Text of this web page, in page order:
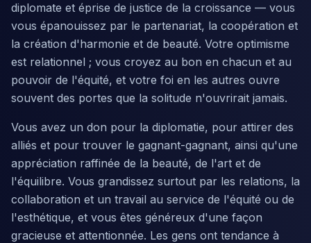
diplomate et éprise de justice de la croissance — vous
vous épanouissez par le partenariat, la coopération et
la création d'harmonie et de beauté. Votre optimisme
est relationnel ; vous croyez au bon en chacun et au
pouvoir de l'équité, et votre foi en les autres ouvre
souvent des portes que la solitude n'ouvrirait jamais.
Vous avez un don pour la diplomatie, pour attirer des
alliés et pour trouver le gagnant-gagnant, ainsi qu'une
appréciation raffinée de la beauté, de l'art et de
l'équilibre. Vous grandissez surtout par les relations, la
collaboration et un travail au service de l'équité ou de
l'esthétique, et vous êtes généreux d'une façon
gracieuse et attentionnée. Les gens ont tendance à